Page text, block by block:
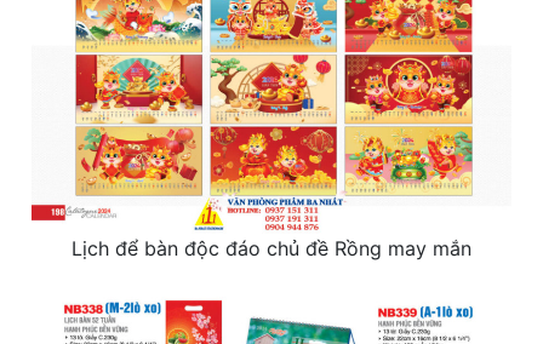
Lịch để bàn độc đáo chủ đề Rồng may mắn